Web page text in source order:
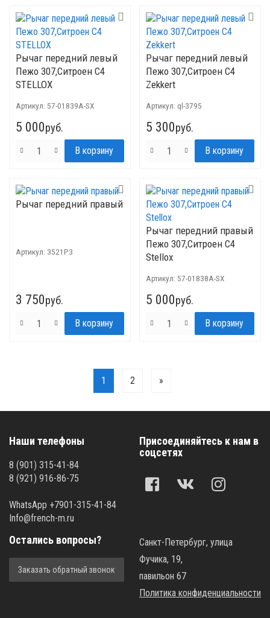
Рычаг передний левый
Пежо 307,Ситроен С4
STELLOX
Артикул: 57-01839A-SX
5 000руб.
Рычаг передний левый
Пежо 307,Ситроен С4
Zekkert
Артикул: ql-3795
5 300руб.
Рычаг передний правый
Артикул: 3521P3
3 750руб.
Рычаг передний правый
Пежо 307,Ситроен С4
Stellox
Артикул: 57-01838A-SX
5 000руб.
1 2 »
Наши телефоны
8 (901) 315-41-84
8 (921) 916-86-75
WhatsApp +7901-315-41-84
Info@french-m.ru
Присоединяйтесь к нам в
соцсетях
Остались вопросы?
Заказать обратный звонок
Санкт-Петербург, улица
Фучика, 19,
павильон 67
Политика конфиденциальности